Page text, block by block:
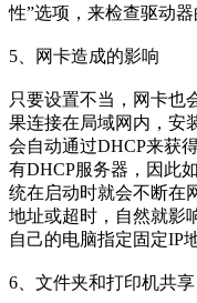
性”选项，来检查驱动器
5、网卡造成的影响
只要设置不当，网卡也
果连接在局域网内，安
会自动通过DHCP来获
有DHCP服务器，因此
统在启动时就会不断在
地址或超时，自然就影
自己的电脑指定固定IP
6、文件夹和打印机共享